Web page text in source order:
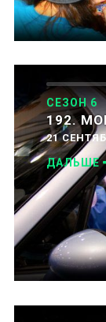
СЕЗОН 6
192.
21
ДАЛЬШЕ